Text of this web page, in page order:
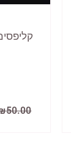
קליפסים
50.00